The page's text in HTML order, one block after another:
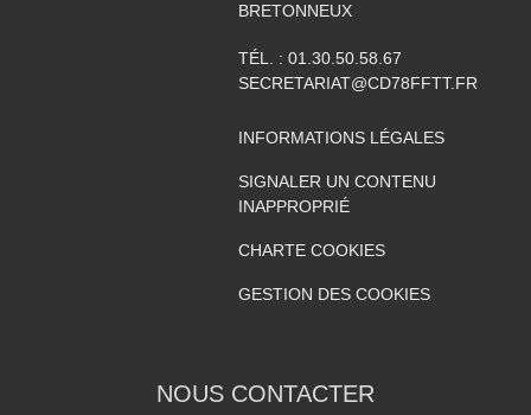
BRETONNEUX
TÉL. : 01.30.50.58.67
SECRETARIAT@CD78FFTT.FR
INFORMATIONS LÉGALES
SIGNALER UN CONTENU
INAPPROPRIÉ
CHARTE COOKIES
GESTION DES COOKIES
NOUS CONTACTER